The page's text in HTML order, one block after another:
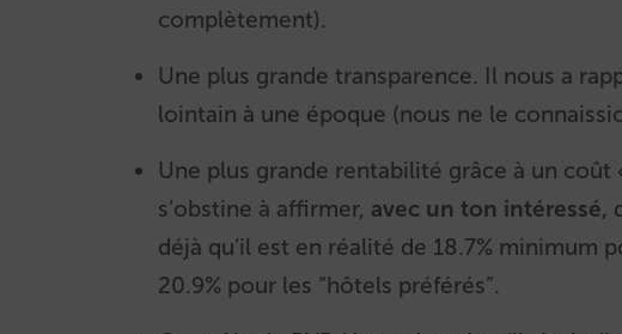
complètement).
Une plus grande transparence. Il nous a
lointain à une époque (nous ne le
Une plus grande rentabilité grâce à un
s’obstine à affirmer, avec un ton intéressé,
déjà qu’il est en réalité de 18.7% minimum
20.9% pour les “hôtels préférés”.